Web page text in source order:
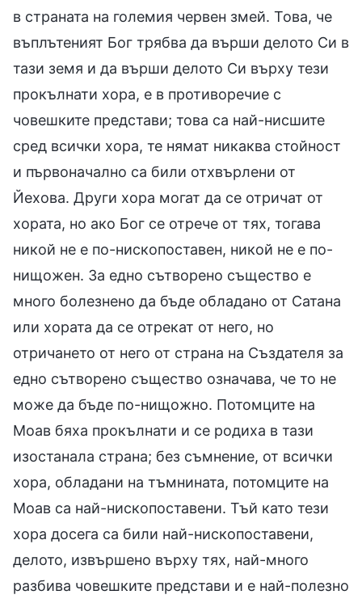
в страната на големия червен змей. Това, че
въплътеният Бог трябва да върши делото Си в
тази земя и да върши делото Си върху тези
прокълнати хора, е в противоречие с
човешките представи; това са най-нисшите
сред всички хора, те нямат никаква стойност
и първоначално са били отхвърлени от
Йехова. Други хора могат да се отричат от
хората, но ако Бог се отрече от тях, тогава
никой не е по-нископоставен, никой не е по-
нищожен. За едно сътворено същество е
много болезнено да бъде обладано от Сатана
или хората да се отрекат от него, но
отричането от него от страна на Създателя за
едно сътворено същество означава, че то не
може да бъде по-нищожно. Потомците на
Моав бяха прокълнати и се родиха в тази
изостанала страна; без съмнение, от всички
хора, обладани на тъмнината, потомците на
Моав са най-нископоставени. Тъй като тези
хора досега са били най-нископоставени,
делото, извършено върху тях, най-много
разбива човешките представи и е най-полезно